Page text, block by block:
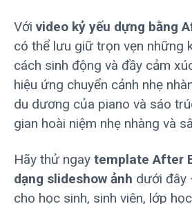
Với video kỷ yếu dựng bằng
có thể lưu giữ trọn vẹn những
cách sinh động và đầy cảm
hiệu ứng chuyển cảnh nhẹ
du dương của piano và sáo
gian hoài niệm nhẹ nhàng và
Hãy thử ngay template After
dạng slideshow ảnh dưới đây
cho học sinh, sinh viên, lớp